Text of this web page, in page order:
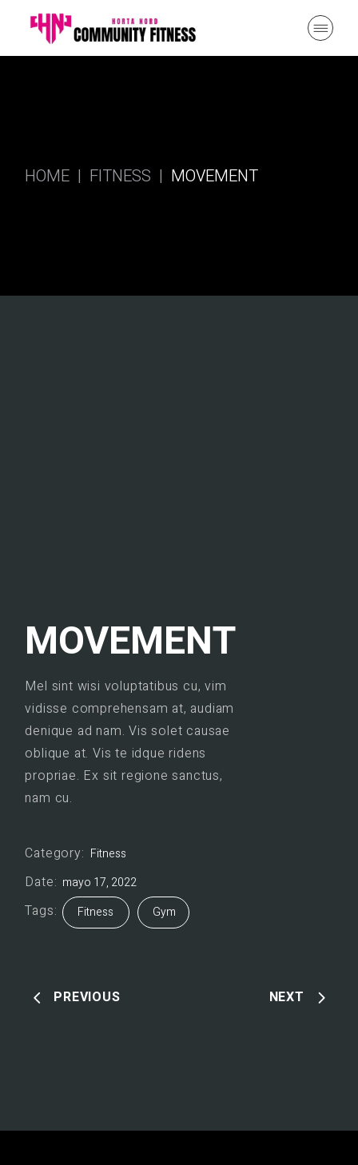
HOME FITNESS MOVEMENT
MOVEMENT
Mel sint wisi voluptatibus cu, vim
vidisse comprehensam at, audiam
denique ad nam. Vis solet causae
oblique at. Vis te idque ridens
propriae. Ex sit regione sanctus,
nam cu.
Category: Fitness
Date: mayo 17, 2022
Tags: Fitness Gym
PREVIOUS NEXT